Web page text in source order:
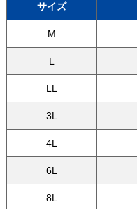
サイズ
M
L
LL
3L
4L
6L
8L